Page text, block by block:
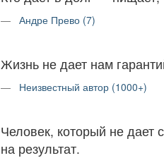
Андре Прево (7)
Жизнь не дает нам
Неизвестный автор (1000+)
Человек, который не дает
на результат.